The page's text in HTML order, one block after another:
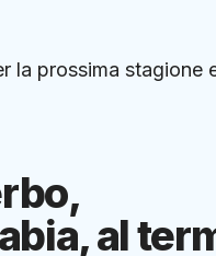
la prossima stagione
al